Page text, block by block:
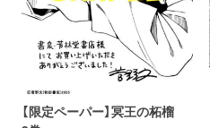
【限定ペーパー】冥王の柘榴